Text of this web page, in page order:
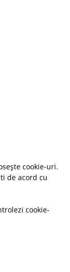
cookie-uri.
de acord cu
cookie-